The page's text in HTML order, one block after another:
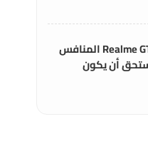
مراجعة Realme GT 8 Pro المنافس
أن يكون